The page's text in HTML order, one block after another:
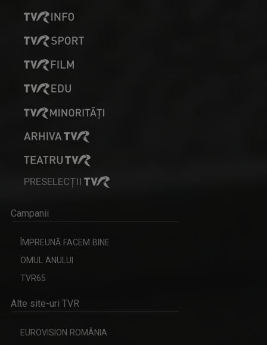
PRESELECȚII
Campanii
ÎMPREUNĂ FACEM BINE
OMUL ANULUI
TVR65
Alte site-uri TVR
EUROVISION ROMÂNIA